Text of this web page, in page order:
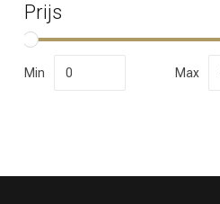
Prijs
Min Max